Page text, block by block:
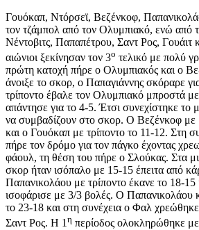
Γουόκαπ, Ντόρσεϊ, Βεζένκοφ,
τον τζάμπολ από τον Ολυμπιακό, ενώ από
Νέντοβιτς, Παπαπέτρου, Σαντ Ρος, Γουάιτ
αιώνιοι ξεκίνησαν τον 3ο τελικό με πολύ
πρώτη κατοχή πήρε ο Ολυμπιακός και ο
άνοιξε το σκορ, ο Παπαγιάννης σκόραρε
τρίποντο έβαλε τον Ολυμπιακό μπροστά
απάντησε για το 4-5. Έτσι συνεχίστηκε το
να συμβαδίζουν στο σκορ. Ο Βεζένκοφ με
και ο Γουόκαπ με τρίποντο το 11-12. Στη
πήρε τον δρόμο για τον πάγκο έχοντας
φάουλ, τη θέση του πήρε ο Σλούκας. Στα
σκορ ήταν ισόπαλο με 15-15 έπειτα από
Παπανικολάου με τρίποντο έκανε το 18-15
ισοφάρισε με 3/3 βολές. Ο Παπανικολάου
το 23-18 και στη συνέχεια ο Φαλ χρεώθηκε
Σαντ Ρος. Η 1 η περίοδος ολοκληρώθηκε